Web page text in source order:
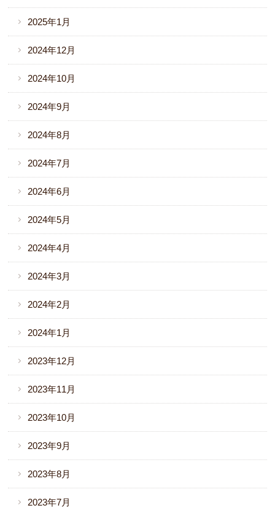
2025年1月
2024年12月
2024年10月
2024年9月
2024年8月
2024年7月
2024年6月
2024年5月
2024年4月
2024年3月
2024年2月
2024年1月
2023年12月
2023年11月
2023年10月
2023年9月
2023年8月
2023年7月